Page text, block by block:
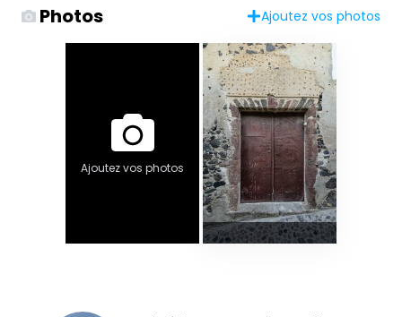
Photos Ajoutez vos photos
Ajoutez vos photos